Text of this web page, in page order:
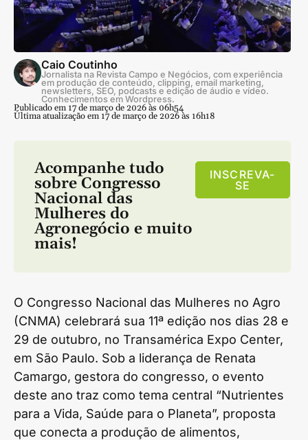
Caio Coutinho
Jornalista na Revista Campo e Negócios, com experiência
em produção de conteúdo, clipping, email marketing,
newsletters, SEO, podcasts e edição de áudio e vídeo.
Conhecimentos em Wordpress.
Publicado em 17 de março de 2026 às 06h54
Última atualização em 17 de março de 2026 às 16h18
Acompanhe tudo
sobre Congresso
Nacional das
Mulheres do
Agronegócio e muito
mais!
INSCREVA-
SE
O Congresso Nacional das Mulheres no Agro
(CNMA) celebrará sua 11ª edição nos dias 28 e
29 de outubro, no Transamérica Expo Center,
em São Paulo. Sob a liderança de Renata
Camargo, gestora do congresso, o evento
deste ano traz como tema central “Nutrientes
para a Vida, Saúde para o Planeta”, proposta
que conecta a produção de alimentos,